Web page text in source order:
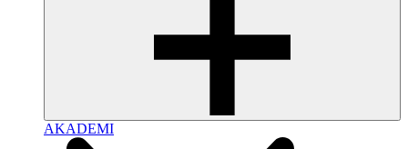
AKADEMI